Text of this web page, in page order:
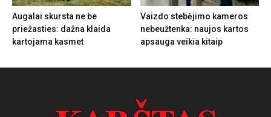
Augalai skursta ne be
priežasties: dažna klaida
kartojama kasmet
Vaizdo stebėjimo kameros
nebeužtenka: naujos kartos
apsauga veikia kitaip